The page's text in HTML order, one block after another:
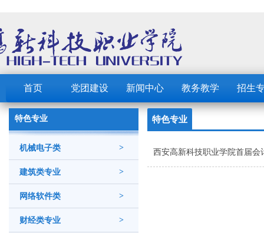
首页 党团建设 新闻中心 教务教学 招生
特色专业
>
机械电子类
>
建筑类专业
>
网络软件类
>
财经类专业
特色专业
西安高新科技职业学院首届